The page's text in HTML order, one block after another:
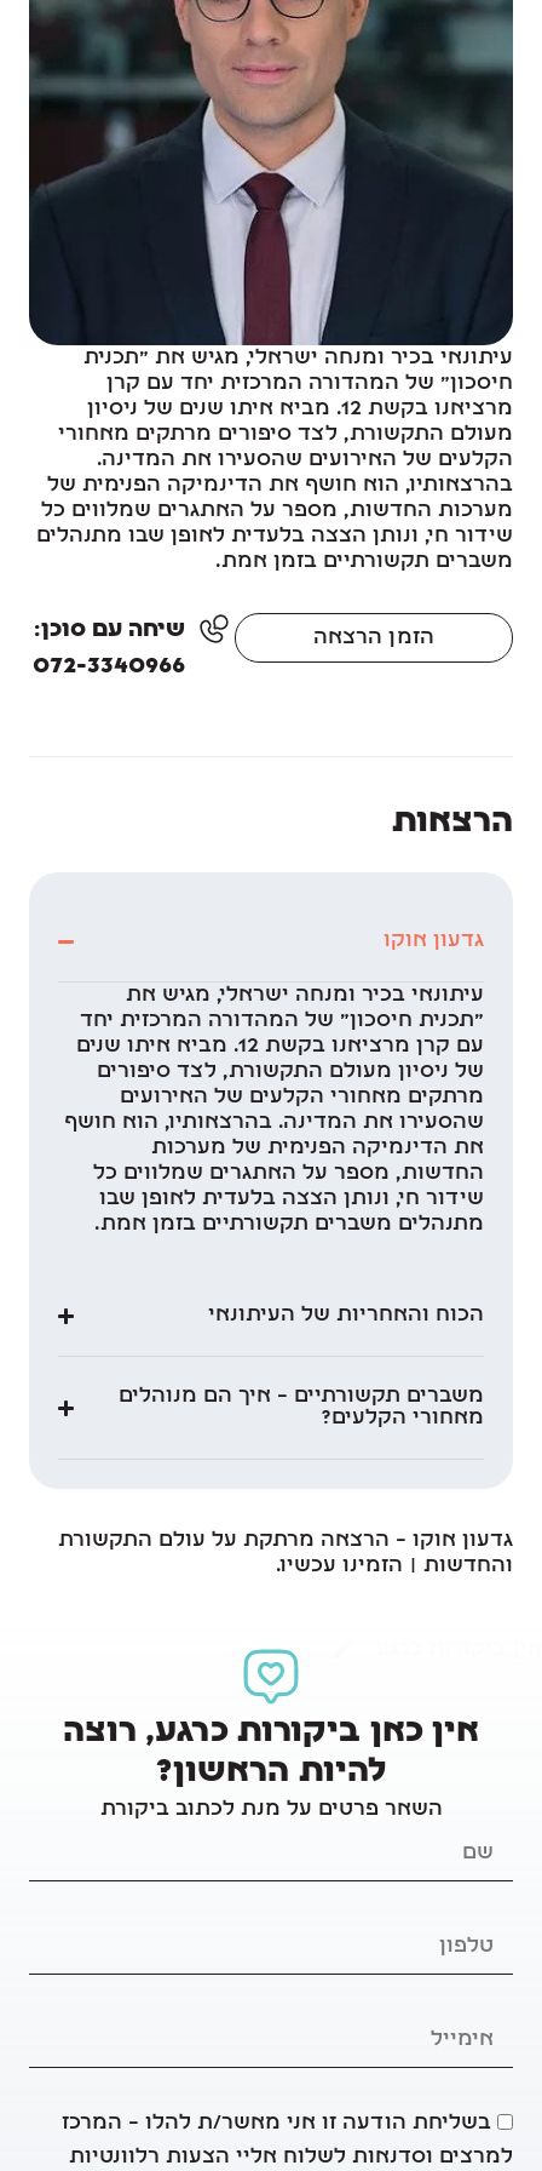
עיתונאי בכיר ומנחה ישראלי, מגיש את ״תכנית
חיסכון״ של המהדורה המרכזית יחד עם קרן
מרציאנו בקשת 12. מביא איתו שנים של ניסיון
מעולם התקשורת, לצד סיפורים מרתקים מאחורי
הקלעים של האירועים שהסעירו את המדינה.
בהרצאותיו, הוא חושף את הדינמיקה הפנימית של
מערכות החדשות, מספר על האתגרים שמלווים כל
שידור חי, ונותן הצצה בלעדית לאופן שבו מתנהלים
משברים תקשורתיים בזמן אמת.
הזמן הרצאה
שיחה עם סוכן:
072-3340966
הרצאות
גדעון אוקו
עיתונאי בכיר ומנחה ישראלי, מגיש את
״תכנית חיסכון״ של המהדורה המרכזית יחד
עם קרן מרציאנו בקשת 12. מביא איתו שנים
של ניסיון מעולם התקשורת, לצד סיפורים
מרתקים מאחורי הקלעים של האירועים
שהסעירו את המדינה. בהרצאותיו, הוא חושף
את הדינמיקה הפנימית של מערכות
החדשות, מספר על האתגרים שמלווים כל
שידור חי, ונותן הצצה בלעדית לאופן שבו
מתנהלים משברים תקשורתיים בזמן אמת.
הכוח והאחריות של העיתונאי
משברים תקשורתיים – איך הם מנוהלים
מאחורי הקלעים?
גדעון אוקו – הרצאה מרתקת על עולם התקשורת
והחדשות | הזמינו עכשיו.
כתיבת ביקורת
אין כאן ביקורות כרגע, רוצה
להיות הראשון?
השאר פרטים על מנת לכתוב ביקורת
בשליחת הודעה זו אני מאשר/ת להלו – המרכז
למרצים וסדנאות לשלוח אליי הצעות רלוונטיות